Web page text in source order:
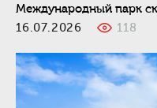
Международный парк
16.07.2026
118